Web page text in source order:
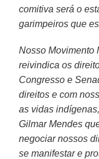
comitiva será o
garimpeiros que
Nosso Movimento
reivindica os
Congresso e
direitos e com
as vidas
Gilmar Mendes
negociar nossos
se manifestar e